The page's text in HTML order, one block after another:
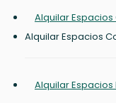
Alquilar
Alquilar Espacios
Alquilar